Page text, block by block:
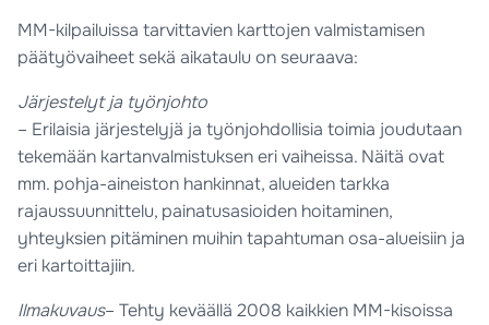
MM-kilpailuissa tarvittavien karttojen valmistamisen
päätyövaiheet sekä aikataulu on seuraava:
Järjestelyt ja työnjohto
– Erilaisia järjestelyjä ja työnjohdollisia toimia joudutaan
tekemään kartanvalmistuksen eri vaiheissa. Näitä ovat
mm. pohja-aineiston hankinnat, alueiden tarkka
rajaussuunnittelu, painatusasioiden hoitaminen,
yhteyksien pitäminen muihin tapahtuman osa-alueisiin ja
eri kartoittajiin.
Ilmakuvaus– Tehty keväällä 2008 kaikkien MM-kisoissa